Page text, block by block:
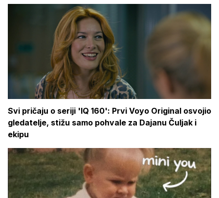
Svi pričaju o seriji 'IQ 160': Prvi Voyo Original osvojio
gledatelje, stižu samo pohvale za Dajanu Čuljak i
ekipu